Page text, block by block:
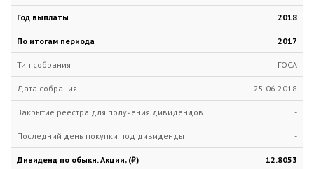
2018
2017
ГОСА
25.06.2018
-
-
12.8053